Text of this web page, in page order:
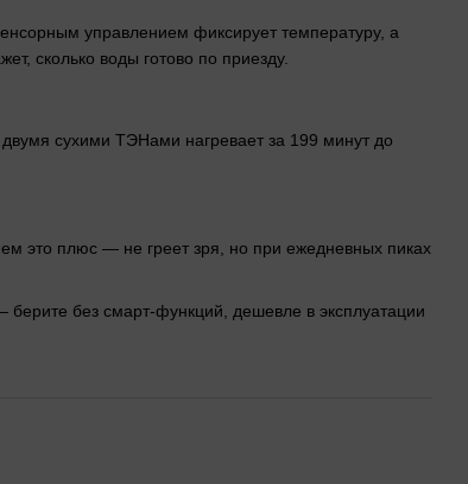
управлением фиксирует температуру, а
сколько воды готово по приезду.
сухими ТЭНами нагревает за 199 минут до
это плюс — не греет зря, но при ежедневных пиках
без смарт-функций, дешевле в эксплуатации